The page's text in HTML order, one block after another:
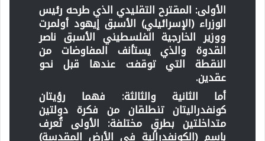
الأولى: المقترح التقليدي الذي طرحه رئيس
الوزراء (الإسرائيلي) الأسبق إيهود أولمرت
ووزير الخارجية الفلسطيني الأسبق ناصر
القدوة والذي يستأنف المفاوضات من
النقطة التي توقفت عندها قبل نحو
عقدين.
أما الثانية والثالثة: فهما رؤيتان
كونفدراليتان تنطلقان من فكرة دولتين
متداخلتين بطرقٍ مختلفة: الأولىتُعرف
باسم (الكونفدرالية في الأرض المقدسة)